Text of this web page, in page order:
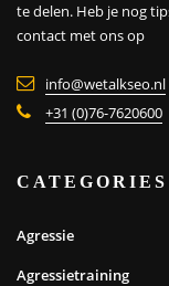
te delen. Heb je nog
contact met ons op
info@wetalkseo.nl
+31 (0)76-7620600
CATEGORIES
Agressie
Agressietraining